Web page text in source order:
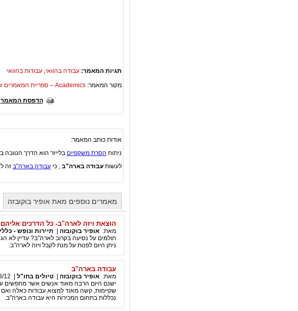
תגיות המאמר: עבודה בהוואי, עבודות בהוואי
מקור המאמר: Academics – ספריית המאמרים של ישראל
הדפסת המאמר
אודות כותב המאמר:
ניתוח הסרת משקפיים בלייזר הוא הדרך הטובה
לעשות עבודה בארה"ב , כי עבודה בארה"ב זה
מאמרים נוספים מאת אופיר בוקובזה
הוצאת ויזה לארה"ב- כל הדרכים אליהם
מאת: אופיר בוקובזה תיירות ונופש - כללי
חולמים על נסיעה בקרוב לארה"ב? עדיין לא
ניתן היום לפנות על מנת לקבל ויזה לארה"ב.
עבודה בארה"ב
מאת: אופיר בוקובזה טיולים בחו"ל 12
ישנם היום הרבה מאוד אנשים אשר מחפשים
שקיימות, קשה מאוד למצוא עבודות כאלה
נכללות בתחום המכירות היא עבודה בארה"ב.